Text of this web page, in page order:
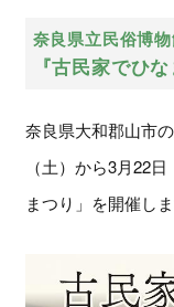
奈良県立民俗博
『古民家でひな
奈良県大和郡山市
（土）から3月22
まつり」を開催しま